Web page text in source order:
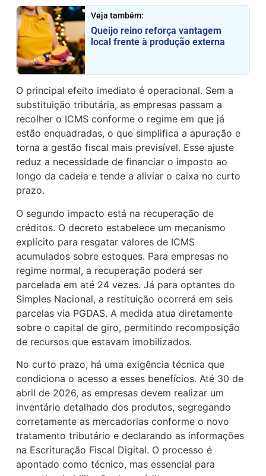
Veja também:
Queijo reino reforça vantagem
local frente à produção externa
O principal efeito imediato é operacional. Sem a
substituição tributária, as empresas passam a
recolher o ICMS conforme o regime em que já
estão enquadradas, o que simplifica a apuração e
torna a gestão fiscal mais previsível. Esse ajuste
reduz a necessidade de financiar o imposto ao
longo da cadeia e tende a aliviar o caixa no curto
prazo.
O segundo impacto está na recuperação de
créditos. O decreto estabelece um mecanismo
explícito para resgatar valores de ICMS
acumulados sobre estoques. Para empresas no
regime normal, a recuperação poderá ser
parcelada em até 24 vezes. Já para optantes do
Simples Nacional, a restituição ocorrerá em seis
parcelas via PGDAS. A medida atua diretamente
sobre o capital de giro, permitindo recomposição
de recursos que estavam imobilizados.
No curto prazo, há uma exigência técnica que
condiciona o acesso a esses benefícios. Até 30 de
abril de 2026, as empresas devem realizar um
inventário detalhado dos produtos, segregando
corretamente as mercadorias conforme o novo
tratamento tributário e declarando as informações
na Escrituração Fiscal Digital. O processo é
apontado como técnico, mas essencial para